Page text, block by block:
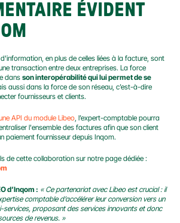
ÉVIDENT
en plus de celles liées à la facture, sont
transaction entre deux entreprises. La force
dans son interopérabilité qui lui permet de se
aussi dans la force de son réseau, c’est-à-dire
fournisseurs et clients.
API du module Libeo, l’expert-comptable pourra
l'ensemble des factures afin que son client
paiement fournisseur depuis Inqom.
d’Inqom : « Ce partenariat avec Libeo est crucial : il
comptable d’accélérer leur conversion vers un
services, proposant des services innovants et donc
de revenus. »